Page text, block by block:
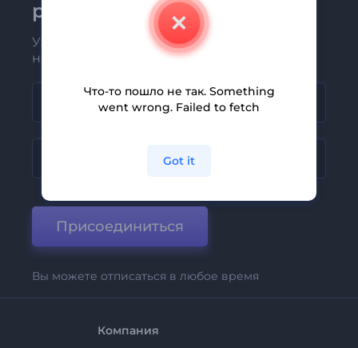
рассылке Renderforest
Узнавайте о последних новостях и
новых предложениях первыми
Присоединиться
Вы можете отписаться в любое время
Компания
Что-то пошло не так. Something
went wrong. Failed to fetch
Got it